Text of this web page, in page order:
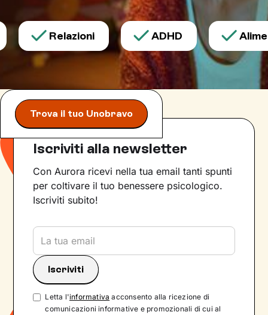
Relazioni ADHD
Trova il tuo Unobravo
Iscriviti alla newsletter
Con Aurora ricevi nella tua email tanti spunti
per coltivare il tuo benessere psicologico.
Iscriviti subito!
Letta l'informativa acconsento alla ricezione di
comunicazioni informative e promozionali di cui al